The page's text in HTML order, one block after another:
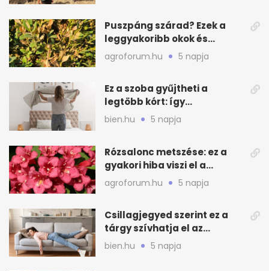
Puszpáng szárad? Ezek a
leggyakoribb okok és
teendők
agroforum.hu 5 napja
Ez a szoba gyűjtheti a
legtöbb kórt: így
mélytisztítsd otthon
bien.hu 5 napja
Rózsalonc metszése: ez a
gyakori hiba viszi el a
virágzást
agroforum.hu 5 napja
Csillagjegyed szerint ez a
tárgy szívhatja el az
otthonod energiáját
bien.hu 5 napja